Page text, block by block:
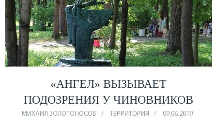
«АНГЕЛ» ВЫЗЫВАЕТ
ПОДОЗРЕНИЯ У ЧИНОВНИКОВ
МИХАИЛ ЗОЛОТОНОСОВ ТЕРРИТОРИЯ 09.06.2019